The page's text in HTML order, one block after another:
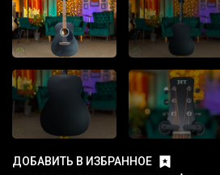
ДОБАВИТЬ В ИЗБРАННОЕ